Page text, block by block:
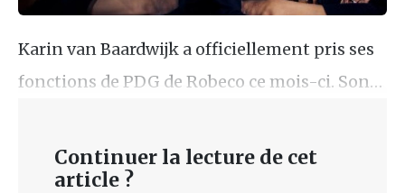
Karin van Baardwijk a officiellement pris ses
fonctions de PDG de Robeco ce mois-ci. Son…
Continuer la lecture de cet
article ?